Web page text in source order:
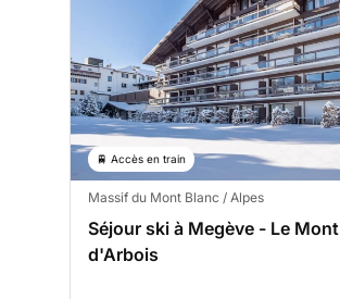
🚆 Accès en train
Massif du Mont Blanc / Alpes
Séjour ski à Megève - Le Mont
d'Arbois